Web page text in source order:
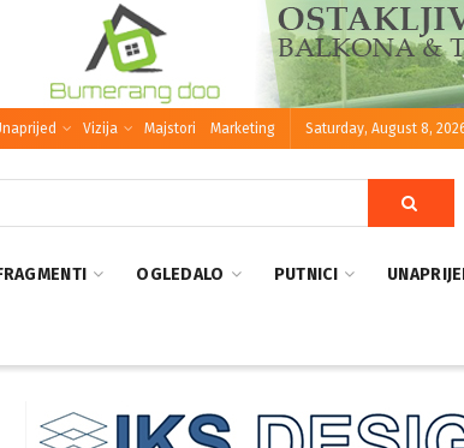
Vizija Majstori Marketing Saturday, August 8,
OGLEDALO PUTNICI